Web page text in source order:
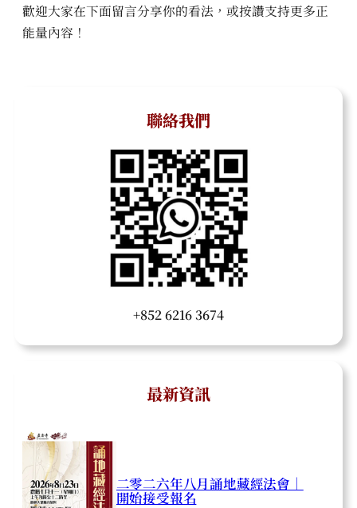
歡迎大家在下面留言分享你的看法，或按讚支持更多正
能量內容！
聯絡我們
+852 6216 3674
最新資訊
二零二六年八月誦地藏經法會｜
開始接受報名